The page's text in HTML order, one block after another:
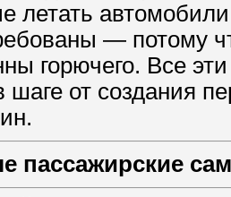
летать
— ​потому
горючего. Все
от создания
пассажирские